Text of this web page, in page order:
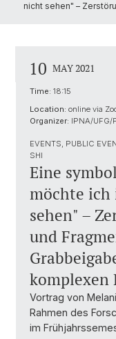
nicht sehen" –
10 MAY 2021
Time: 18:15
Location: online via
Organizer: IPNA/UFG/
EVENTS, PUBLIC
SHI
Eine
möchte ich
sehen" –
und
komplexen
Vortrag von
Rahmen des
im